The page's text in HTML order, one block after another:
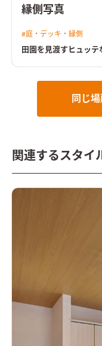
縁側写真
#庭・デッキ・縁側
田園を見渡すヒュッテ
同じ
関連するスタイ